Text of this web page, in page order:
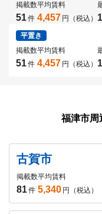
掲載数
51件
平均賃料
4,457 円（税込）
平置き
掲載数
51件
平均賃料
4,457 円（税込）
福津市周
古賀市
掲載数
81件
平均賃料
5,340 円（税込）